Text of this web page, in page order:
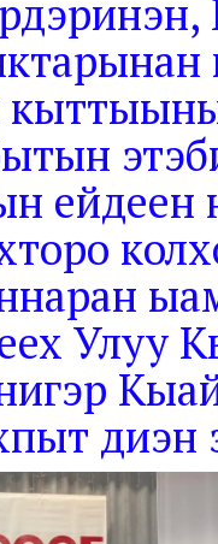
ейдеен
Улуу
диэн